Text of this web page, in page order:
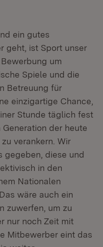
ein gutes
geht, ist Sport unser
um
Spiele und die
Betreuung für
einzigartige Chance,
Stunde täglich fest
der heute
verankern. Wir
gegeben, diese und
in den
Nationalen
wäre auch ein
zuwerfen, um zu
nur noch Zeit mit
Mitbewerber eint das